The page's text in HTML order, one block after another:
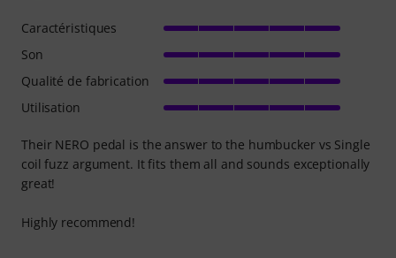
Their NERO pedal is the answer to the humbucker vs Single
coil fuzz argument. It fits them all and sounds exceptionally
great!
Highly recommend!
Caractéristiques
Son
Qualité de fabrication
Utilisation